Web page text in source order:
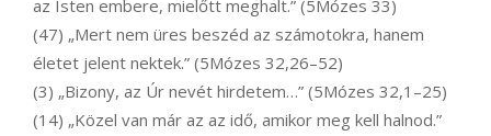
az Isten embere, mielőtt meghalt.” (5Mózes 33)
(47) „Mert nem üres beszéd az számotokra, hanem
életet jelent nektek.” (5Mózes 32,26–52)
(3) „Bizony, az Úr nevét hirdetem…” (5Mózes 32,1–25)
(14) „Közel van már az az idő, amikor meg kell halnod.”